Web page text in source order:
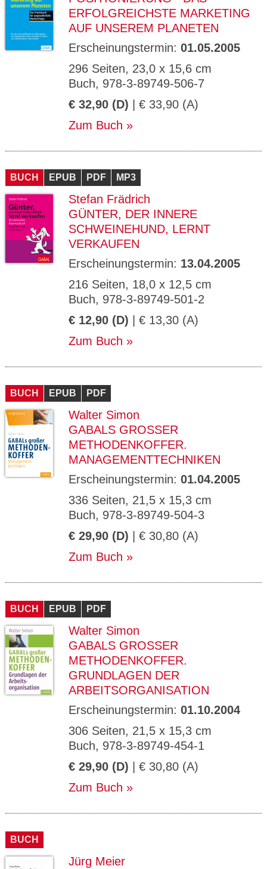
ERFOLGREICHSTE MARKETING
AUF UNSEREM PLANETEN
Erscheinungstermin: 01.05.2005
296 Seiten, 23,0 x 15,6 cm
Buch, 978-3-89749-506-7
€ 32,90 (D) | € 33,90 (A)
Zum Buch
BUCH EPUB PDF MP3
Stefan Frädrich
GÜNTER, DER INNERE
SCHWEINEHUND, LERNT
VERKAUFEN
Erscheinungstermin: 13.04.2005
216 Seiten, 18,0 x 12,5 cm
Buch, 978-3-89749-501-2
€ 12,90 (D) | € 13,30 (A)
Zum Buch
BUCH EPUB PDF
Walter Simon
GABALS GROSSER M
ETHODENKOFFER. M
ANAGEMENTTECHNIKEN
Erscheinungstermin: 01.04.2005
336 Seiten, 21,5 x 15,3 cm
Buch, 978-3-89749-504-3
€ 29,90 (D) | € 30,80 (A)
Zum Buch
BUCH EPUB PDF
Walter Simon
GABALS GROSSER M
ETHODENKOFFER. G
RUNDLAGEN DER A
RBEITSORGANISATION
Erscheinungstermin: 01.10.2004
306 Seiten, 21,5 x 15,3 cm
Buch, 978-3-89749-454-1
€ 29,90 (D) | € 30,80 (A)
Zum Buch
BUCH
Jürg Meier